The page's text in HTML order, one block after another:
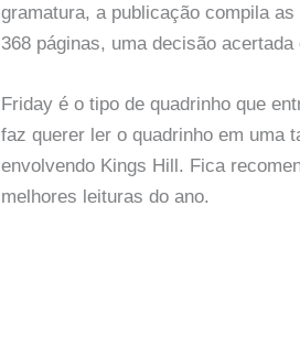
gramatura, a publicação compila
368 páginas, uma decisão
Friday é o tipo de quadrinho que
faz querer ler o quadrinho em uma
envolvendo Kings Hill. Fica
melhores leituras do ano.